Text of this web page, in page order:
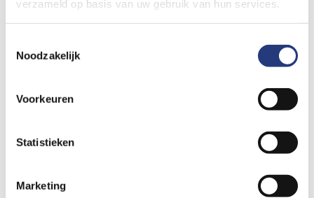
verzameld op basis van uw gebruik van hun services.
Noodzakelijk
Voorkeuren
Statistieken
Marketing